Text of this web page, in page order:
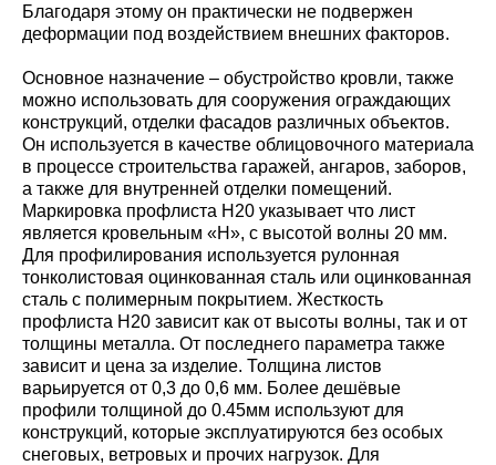
Благодаря этому он практически не подвержен
деформации под воздействием внешних факторов.
Основное назначение – обустройство кровли, также
можно использовать для сооружения ограждающих
конструкций, отделки фасадов различных объектов.
Он используется в качестве облицовочного материала
в процессе строительства гаражей, ангаров, заборов,
а также для внутренней отделки помещений.
Маркировка профлиста Н20 указывает что лист
является кровельным «Н», с высотой волны 20 мм.
Для профилирования используется рулонная
тонколистовая оцинкованная сталь или оцинкованная
сталь с полимерным покрытием. Жесткость
профлиста Н20 зависит как от высоты волны, так и от
толщины металла. От последнего параметра также
зависит и цена за изделие. Толщина листов
варьируется от 0,3 до 0,6 мм. Более дешёвые
профили толщиной до 0.45мм используют для
конструкций, которые эксплуатируются без особых
снеговых, ветровых и прочих нагрузок. Для